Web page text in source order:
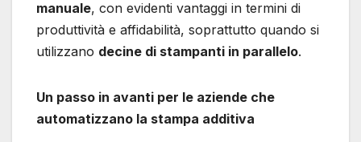
manuale, con evidenti vantaggi in termini di
produttività e affidabilità, soprattutto quando si
utilizzano decine di stampanti in parallelo.
Un passo in avanti per le aziende che
automatizzano la stampa additiva